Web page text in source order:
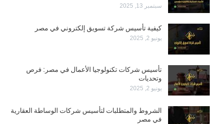
سبتمبر 13, 2025
كيفية تأسيس شركة تسويق إلكتروني في مصر
يونيو 2, 2025
تأسيس شركات تكنولوجيا الأعمال في مصر: فرص
وتحديات
يونيو 2, 2025
الشروط والمتطلبات لتأسيس شركات الوساطة العقارية
في مصر